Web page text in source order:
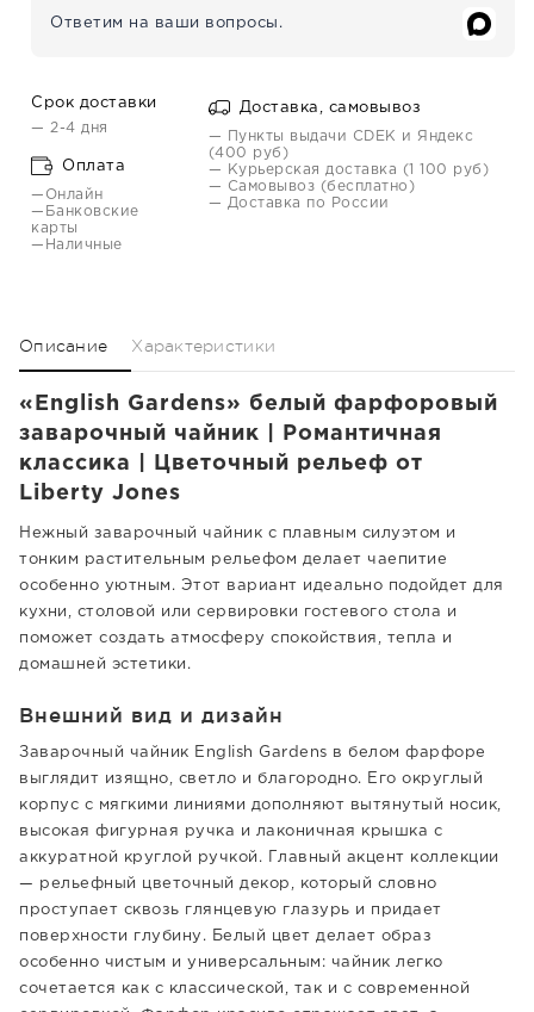
Ответим на ваши вопросы.
Срок доставки
— 2-4 дня
Оплата
—Онлайн
—Банковские
карты
—Наличные
Доставка, самовывоз
— Пункты выдачи CDEK и Яндекс
(400 руб)
— Курьерская доставка (1 100 руб)
— Самовывоз (бесплатно)
— Доставка по России
Описание Характеристики
«English Gardens» белый фарфоровый
заварочный чайник | Романтичная
классика | Цветочный рельеф от
Liberty Jones
Нежный заварочный чайник с плавным силуэтом и
тонким растительным рельефом делает чаепитие
особенно уютным. Этот вариант идеально подойдет для
кухни, столовой или сервировки гостевого стола и
поможет создать атмосферу спокойствия, тепла и
домашней эстетики.
Внешний вид и дизайн
Заварочный чайник English Gardens в белом фарфоре
выглядит изящно, светло и благородно. Его округлый
корпус с мягкими линиями дополняют вытянутый носик,
высокая фигурная ручка и лаконичная крышка с
аккуратной круглой ручкой. Главный акцент коллекции
— рельефный цветочный декор, который словно
проступает сквозь глянцевую глазурь и придает
поверхности глубину. Белый цвет делает образ
особенно чистым и универсальным: чайник легко
сочетается как с классической, так и с современной